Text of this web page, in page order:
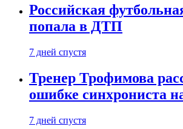
Российская
попала в ДТП
7 дней спустя
Тренер Трофимова
ошибке синхрониста
7 дней спустя